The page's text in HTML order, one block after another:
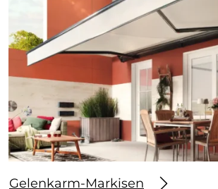
Gelenkarm-Markisen